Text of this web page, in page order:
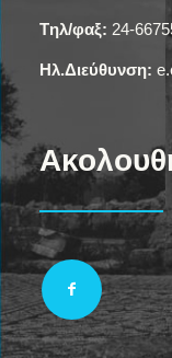
Tηλ/φαξ: 24-
Ηλ.Διεύθυνση: